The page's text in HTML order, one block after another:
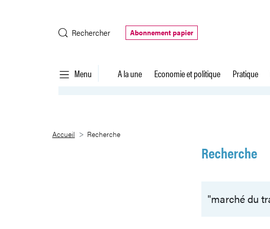
Rechercher
Abonnement papier
Menu A la une Economie et politique Pratique
Recherche
Accueil Recherche
Recherche